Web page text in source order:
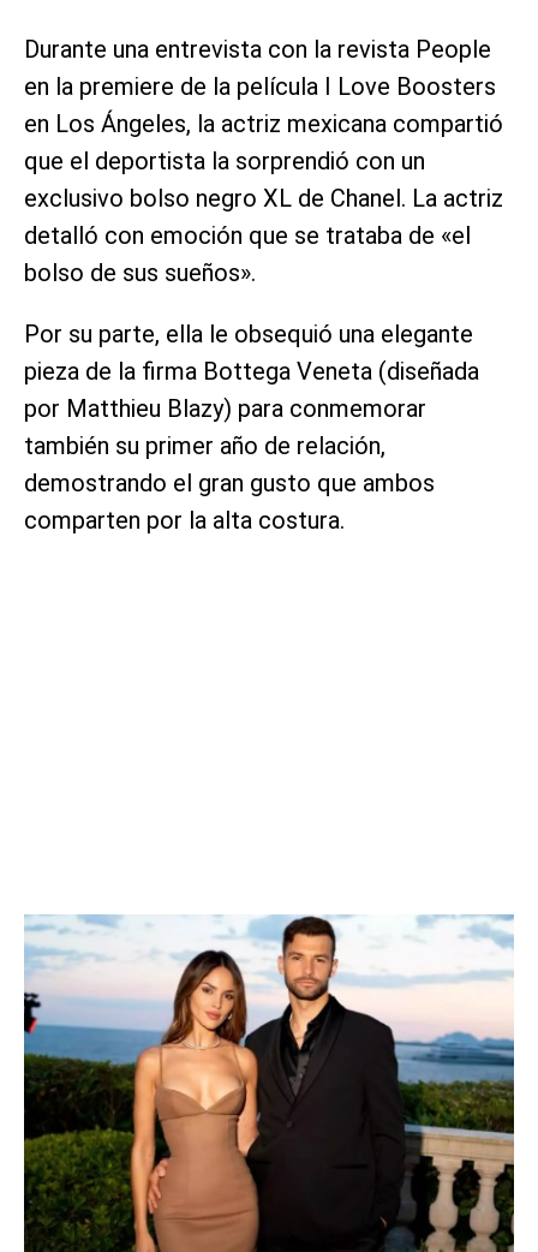
Durante una entrevista con la revista People
en la premiere de la película I Love Boosters
en Los Ángeles, la actriz mexicana compartió
que el deportista la sorprendió con un
exclusivo bolso negro XL de Chanel. La actriz
detalló con emoción que se trataba de «el
bolso de sus sueños».
Por su parte, ella le obsequió una elegante
pieza de la firma Bottega Veneta (diseñada
por Matthieu Blazy) para conmemorar
también su primer año de relación,
demostrando el gran gusto que ambos
comparten por la alta costura.